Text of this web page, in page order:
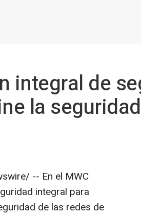
integral de
la
-- En el MWC
integral para
de las redes de